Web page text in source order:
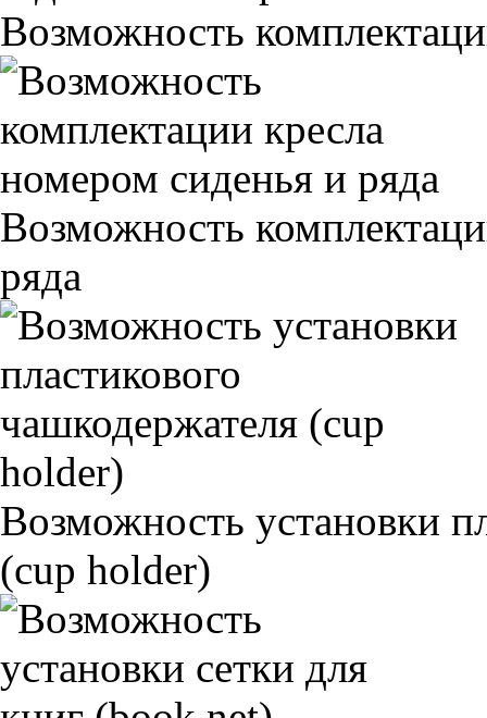
Возможность
Возможность
ряда
Возможность установки
(cup holder)